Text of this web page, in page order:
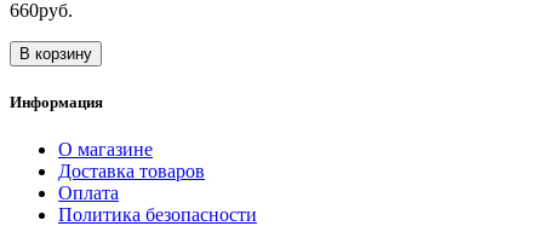
660руб.
В корзину
Информация
О магазине
Доставка товаров
Оплата
Политика безопасности